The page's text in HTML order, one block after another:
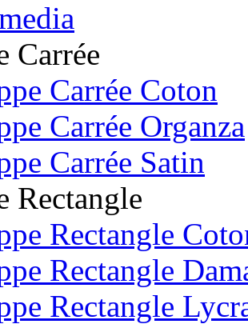
Carrée
Carrée Coton
Carrée Organza
Carrée Satin
Rectangle
Rectangle
Rectangle
Rectangle